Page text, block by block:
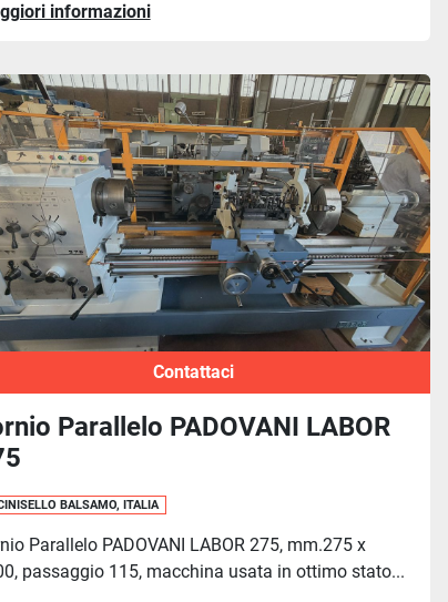
informazioni
Contattaci
Parallelo PADOVANI LABOR
BALSAMO, ITALIA
Parallelo PADOVANI LABOR 275, mm.275 x
passaggio 115, macchina usata in ottimo stato...